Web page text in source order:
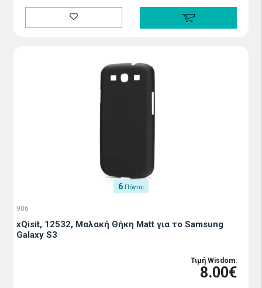
6 Πόντοι
906
xQisit, 12532, Μαλακή Θήκη Matt για το Samsung
Galaxy S3
Τιμή Wisdom:
8.00€